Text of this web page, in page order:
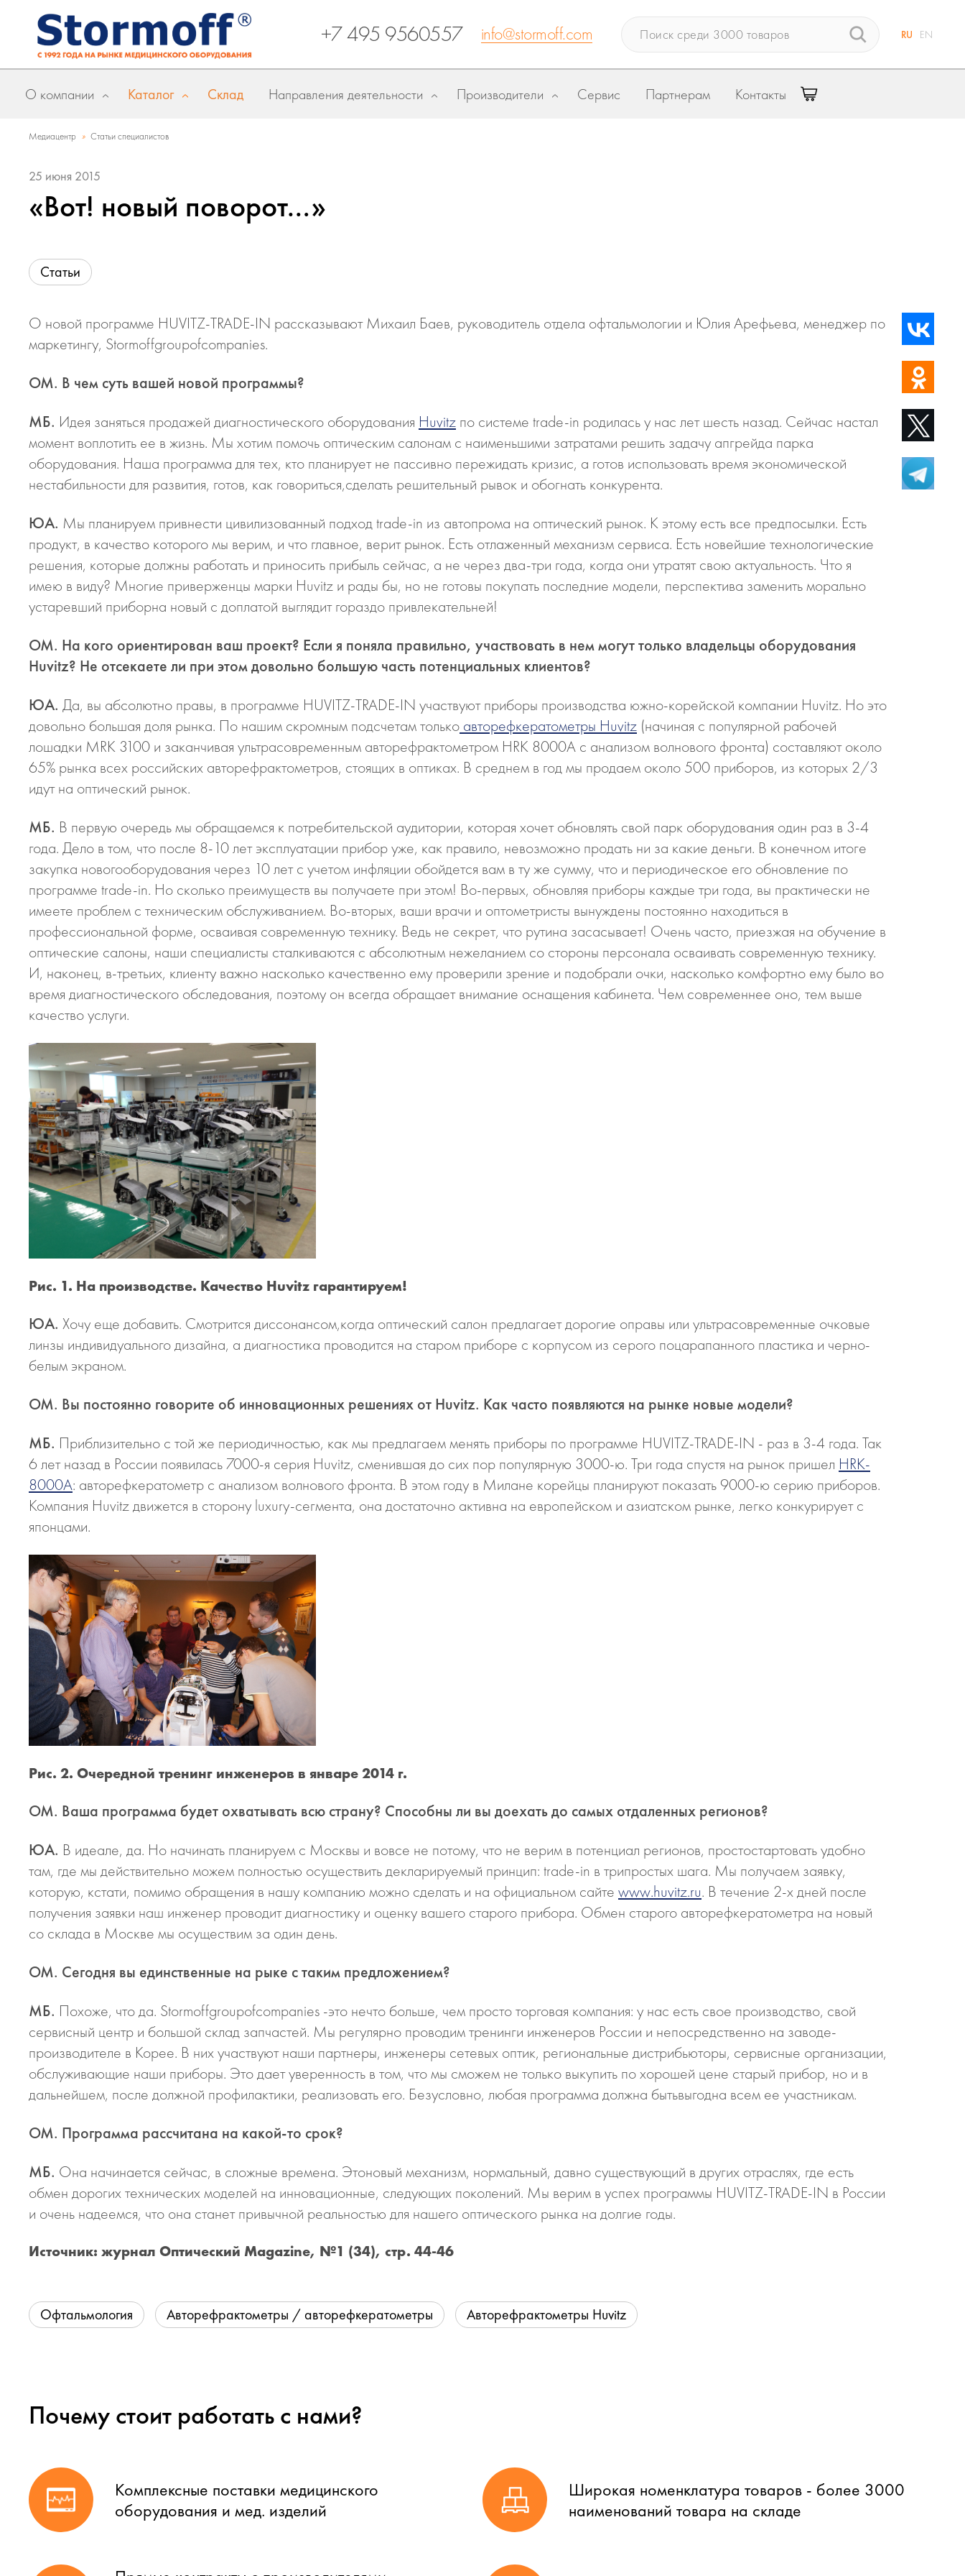
+7 495 9560557 info@stormoff.com RU EN
О компании Каталог Склад Направления деятельности Производители Сервис Партнерам Контакты
Медиацентр » Статьи специалистов
25 июня 2015
«Вот! новый поворот…»
Статьи
О новой программе HUVITZ-TRADE-IN рассказывают Михаил Баев, руководитель отдела офтальмологии и Юлия Арефьева, менеджер по
маркетингу, Stormoffgroupofcompanies.
ОМ. В чем суть вашей новой программы?
МБ. Идея заняться продажей диагностического оборудования Huvitz по системе trade-in родилась у нас лет шесть назад. Сейчас настал
момент воплотить ее в жизнь. Мы хотим помочь оптическим салонам с наименьшими затратами решить задачу апгрейда парка
оборудования. Наша программа для тех, кто планирует не пассивно пережидать кризис, а готов использовать время экономической
нестабильности для развития, готов, как говориться,сделать решительный рывок и обогнать конкурента.
ЮА. Мы планируем привнести цивилизованный подход trade-in из автопрома на оптический рынок. К этому есть все предпосылки. Есть
продукт, в качество которого мы верим, и что главное, верит рынок. Есть отлаженный механизм сервиса. Есть новейшие технологические
решения, которые должны работать и приносить прибыль сейчас, а не через два-три года, когда они утратят свою актуальность. Что я
имею в виду? Многие приверженцы марки Huvitz и рады бы, но не готовы покупать последние модели, перспектива заменить морально
устаревший приборна новый с доплатой выглядит гораздо привлекательней!
ОМ. На кого ориентирован ваш проект? Если я поняла правильно, участвовать в нем могут только владельцы оборудования
Huvitz? Не отсекаете ли при этом довольно большую часть потенциальных клиентов?
ЮА. Да, вы абсолютно правы, в программе HUVITZ-TRADE-IN участвуют приборы производства южно-корейской компании Huvitz. Но это
довольно большая доля рынка. По нашим скромным подсчетам только авторефкератометры Huvitz (начиная с популярной рабочей
лошадки MRK 3100 и заканчивая ультрасовременным авторефрактометром HRK 8000A с анализом волнового фронта) составляют около
65% рынка всех российских авторефрактометров, стоящих в оптиках. В среднем в год мы продаем около 500 приборов, из которых 2/3
идут на оптический рынок.
МБ. В первую очередь мы обращаемся к потребительской аудитории, которая хочет обновлять свой парк оборудования один раз в 3-4
года. Дело в том, что после 8-10 лет эксплуатации прибор уже, как правило, невозможно продать ни за какие деньги. В конечном итоге
закупка новогооборудования через 10 лет с учетом инфляции обойдется вам в ту же сумму, что и периодическое его обновление по
программе trade-in. Но сколько преимуществ вы получаете при этом! Во-первых, обновляя приборы каждые три года, вы практически не
имеете проблем с техническим обслуживанием. Во-вторых, ваши врачи и оптометристы вынуждены постоянно находиться в
профессиональной форме, осваивая современную технику. Ведь не секрет, что рутина засасывает! Очень часто, приезжая на обучение в
оптические салоны, наши специалисты сталкиваются с абсолютным нежеланием со стороны персонала осваивать современную технику.
И, наконец, в-третьих, клиенту важно насколько качественно ему проверили зрение и подобрали очки, насколько комфортно ему было во
время диагностического обследования, поэтому он всегда обращает внимание оснащения кабинета. Чем современнее оно, тем выше
качество услуги.
Рис. 1. На производстве. Качество Huvitz гарантируем!
ЮА. Хочу еще добавить. Смотрится диссонансом,когда оптический салон предлагает дорогие оправы или ультрасовременные очковые
линзы индивидуального дизайна, а диагностика проводится на старом приборе с корпусом из серого поцарапанного пластика и черно-
белым экраном.
ОМ. Вы постоянно говорите об инновационных решениях от Huvitz. Как часто появляются на рынке новые модели?
МБ. Приблизительно с той же периодичностью, как мы предлагаем менять приборы по программе HUVITZ-TRADE-IN - раз в 3-4 года. Так
6 лет назад в России появилась 7000-я серия Huvitz, сменившая до сих пор популярную 3000-ю. Три года спустя на рынок пришел HRK-
8000A: авторефкератометр с анализом волнового фронта. В этом году в Милане корейцы планируют показать 9000-ю серию приборов.
Компания Huvitz движется в сторону luxury-сегмента, она достаточно активна на европейском и азиатском рынке, легко конкурирует с
японцами.
Рис. 2. Очередной тренинг инженеров в январе 2014 г.
ОМ. Ваша программа будет охватывать всю страну? Способны ли вы доехать до самых отдаленных регионов?
ЮА. В идеале, да. Но начинать планируем с Москвы и вовсе не потому, что не верим в потенциал регионов, простостартовать удобно
там, где мы действительно можем полностью осуществить декларируемый принцип: trade-in в трипростых шага. Мы получаем заявку,
которую, кстати, помимо обращения в нашу компанию можно сделать и на официальном сайте www.huvitz.ru. В течение 2-х дней после
получения заявки наш инженер проводит диагностику и оценку вашего старого прибора. Обмен старого авторефкератометра на новый
со склада в Москве мы осуществим за один день.
ОМ. Сегодня вы единственные на рыке с таким предложением?
МБ. Похоже, что да. Stormoffgroupofcompanies -это нечто больше, чем просто торговая компания: у нас есть свое производство, свой
сервисный центр и большой склад запчастей. Мы регулярно проводим тренинги инженеров России и непосредственно на заводе-
производителе в Корее. В них участвуют наши партнеры, инженеры сетевых оптик, региональные дистрибьюторы, сервисные организации,
обслуживающие наши приборы. Это дает уверенность в том, что мы сможем не только выкупить по хорошей цене старый прибор, но и в
дальнейшем, после должной профилактики, реализовать его. Безусловно, любая программа должна бытьвыгодна всем ее участникам.
ОМ. Программа рассчитана на какой-то срок?
МБ. Она начинается сейчас, в сложные времена. Этоновый механизм, нормальный, давно существующий в других отраслях, где есть
обмен дорогих технических моделей на инновационные, следующих поколений. Мы верим в успех программы HUVITZ-TRADE-IN в России
и очень надеемся, что она станет привычной реальностью для нашего оптического рынка на долгие годы.
Источник: журнал Оптический Magazine, №1 (34), стр. 44-46
Офтальмология Авторефрактометры / авторефкератометры Авторефрактометры Huvitz
Почему стоит работать с нами?
Комплексные поставки медицинского
оборудования и мед. изделий
Широкая номенклатура товаров - более 3000
наименований товара на складе